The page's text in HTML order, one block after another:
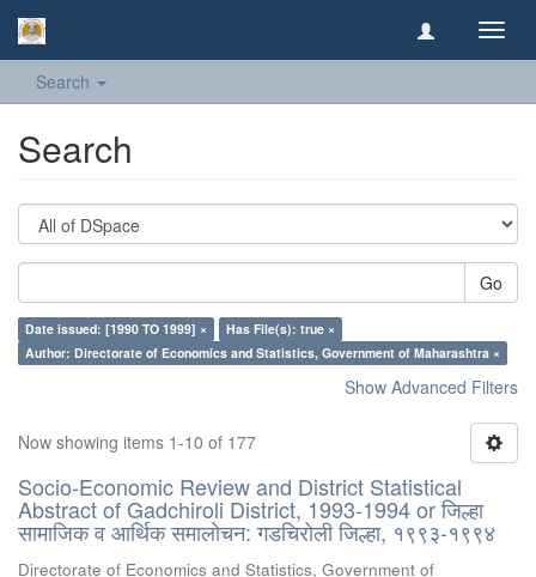
Search
Search
Go
Date issued: [1990 TO 1999] ×
Has File(s): true ×
Author: Directorate of Economics and Statistics, Government of Maharashtra ×
Show Advanced Filters
Now showing items 1-10 of 177
Socio-Economic Review and District Statistical
Abstract of Gadchiroli District, 1993-1994 or जिल्हा
सामाजिक व आर्थिक समालोचन: गडचिरोली जिल्हा, १९९३-१९९४
Directorate of Economics and Statistics, Government of